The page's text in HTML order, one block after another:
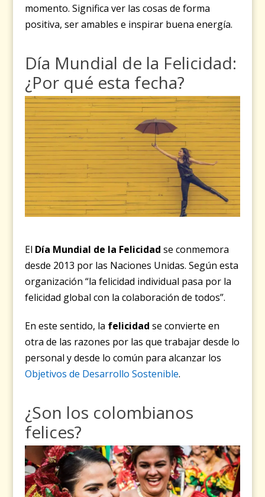
momento. Significa ver las cosas de forma
positiva, ser amables e inspirar buena energía.
Día Mundial de la Felicidad:
¿Por qué esta fecha?
El Día Mundial de la Felicidadse conmemora
desde 2013 por las Naciones Unidas. Según esta
organización “la felicidad individual pasa por la
felicidad global con la colaboración de todos”.
En este sentido, la felicidad se convierte en
otra de las razones por las que trabajar desde lo
personal y desde lo común para alcanzar los
Objetivos de Desarrollo Sostenible.
¿Son los colombianos
felices?